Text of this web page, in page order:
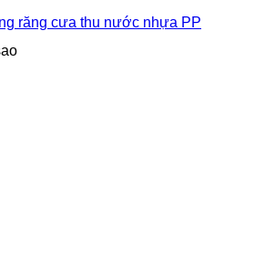
răng cưa thu nước nhựa PP